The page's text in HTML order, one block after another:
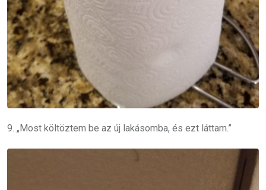
9. „Most költöztem be az új lakásomba, és ezt láttam.”